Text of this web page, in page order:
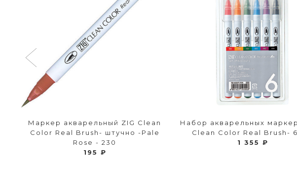
Маркер акварельный ZIG Clean
Color Real Brush- штучно -Pale
Rose - 230
195 ₽
Набор акварельных
Clean Color Real Brush-
1 355 ₽